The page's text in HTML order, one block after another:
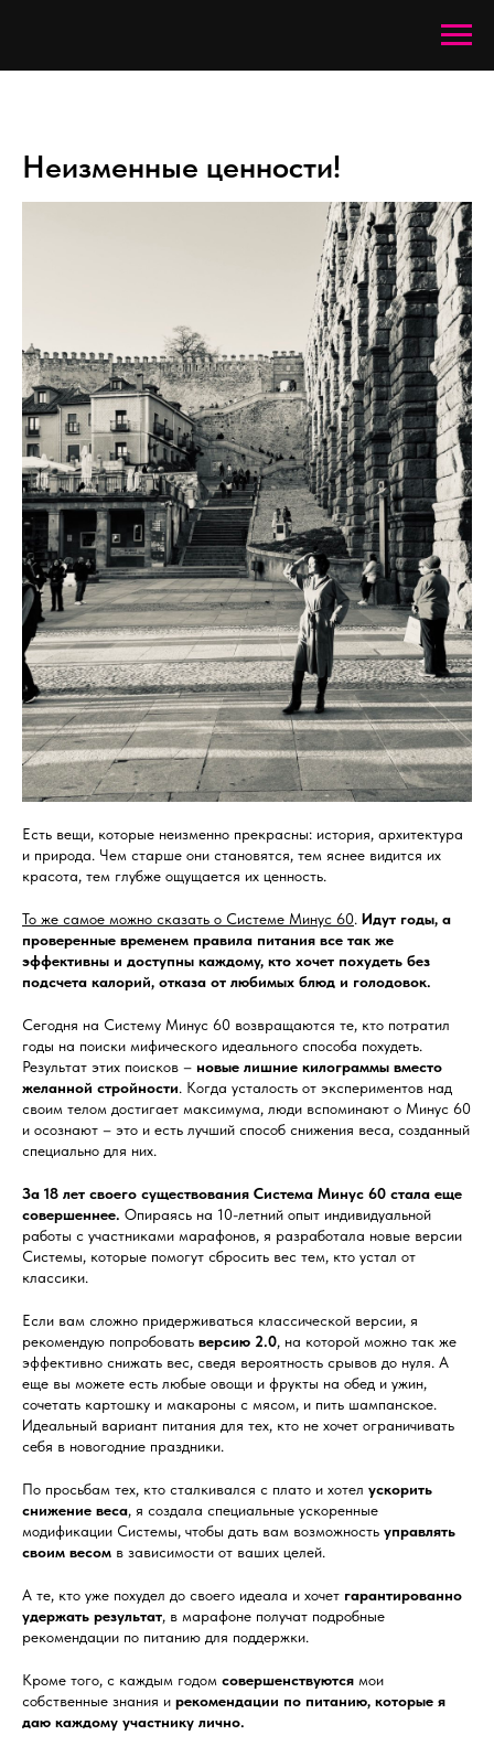
Неизменные ценности!
Есть вещи, которые неизменно прекрасны: история, архитектура
и природа. Чем старше они становятся, тем яснее видится их
красота, тем глубже ощущается их ценность.
То же самое можно сказать о Системе Минус 60. Идут годы, а
проверенные временем правила питания все так же
эффективны и доступны каждому, кто хочет похудеть без
подсчета калорий, отказа от любимых блюд и голодовок.
Сегодня на Систему Минус 60 возвращаются те, кто потратил
годы на поиски мифического идеального способа похудеть.
Результат этих поисков – новые лишние килограммы вместо
желанной стройности. Когда усталость от экспериментов над
своим телом достигает максимума, люди вспоминают о Минус 60
и осознают – это и есть лучший способ снижения веса, созданный
специально для них.
За 18 лет своего существования Система Минус 60 стала еще
совершеннее. Опираясь на 10-летний опыт индивидуальной
работы с участниками марафонов, я разработала новые версии
Системы, которые помогут сбросить вес тем, кто устал от
классики.
Если вам сложно придерживаться классической версии, я
рекомендую попробовать версию 2.0, на которой можно так же
эффективно снижать вес, сведя вероятность срывов до нуля. А
еще вы можете есть любые овощи и фрукты на обед и ужин,
сочетать картошку и макароны с мясом, и пить шампанское.
Идеальный вариант питания для тех, кто не хочет ограничивать
себя в новогодние праздники.
По просьбам тех, кто сталкивался с плато и хотел ускорить
снижение веса, я создала специальные ускоренные
модификации Системы, чтобы дать вам возможность управлять
своим весом в зависимости от ваших целей.
А те, кто уже похудел до своего идеала и хочет гарантированно
удержать результат, в марафоне получат подробные
рекомендации по питанию для поддержки.
Кроме того, с каждым годом совершенствуются мои
собственные знания и рекомендации по питанию, которые я
даю каждому участнику лично.